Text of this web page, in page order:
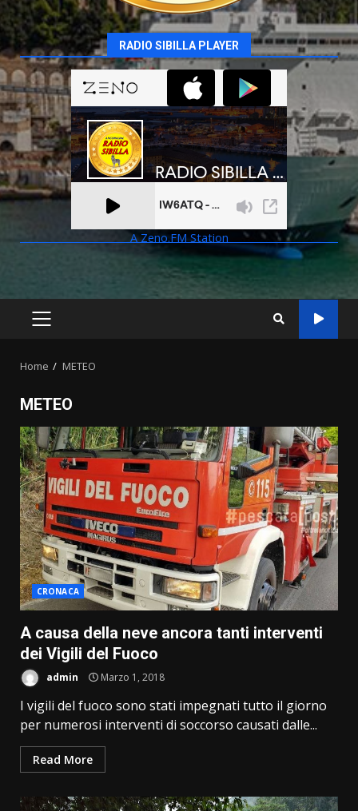
RADIO SIBILLA PLAYER
A Zeno.FM Station
PRIMARY
Home METEO
METEO
CRONACA
A causa della neve ancora tanti interventi
dei Vigili del Fuoco
admin Marzo 1, 2018
I vigili del fuoco sono stati impegnati tutto il giorno
per numerosi interventi di soccorso causati dalle...
Read More